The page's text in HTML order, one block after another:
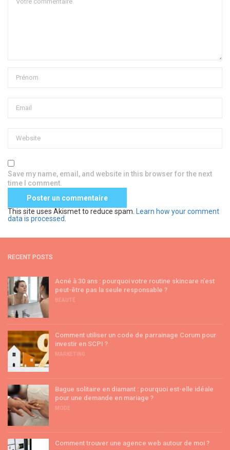
Save my name, email, and website in this browser for the next
time I comment.
This site uses Akismet to reduce spam.
Learn how your comment
data is processed
RECENT POSTS
Acné à 30 ans : pourquoi votre routine skincare n’est
peut-être pas la seule responsable ?
BEAUTÉ
Comment utiliser un code de parrainage Corum pour
investir en SCPI ?
MARKETING
Bague solitaire en diamant : pourquoi est-elle idéale
pour une demande en mariage ?
MODE
Comment trouver une agence web autour de moi ?